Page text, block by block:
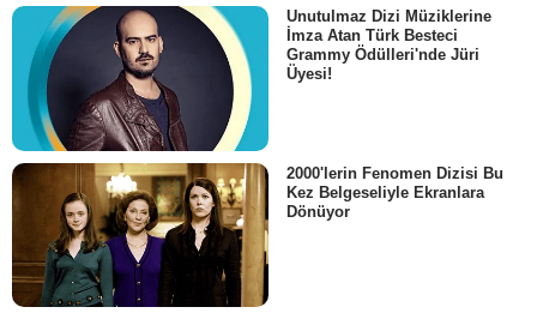
Unutulmaz Dizi Müziklerine
İmza Atan Türk Besteci
Grammy Ödülleri'nde Jüri
Üyesi!
2000'lerin Fenomen Dizisi Bu
Kez Belgeseliyle Ekranlara
Dönüyor